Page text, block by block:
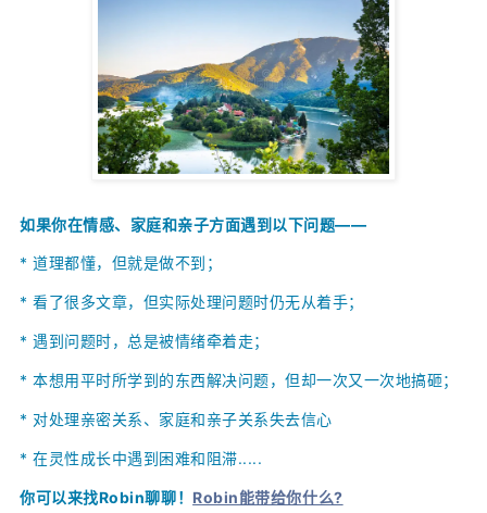
如果你在情感、家庭和亲子方面遇到以下问题——
* 道理都懂，但就是做不到；
* 看了很多文章，但实际处理问题时仍无从着手；
* 遇到问题时，总是被情绪牵着走；
* 本想用平时所学到的东西解决问题，但却一次又一次地搞砸；
* 对处理亲密关系、家庭和亲子关系失去信心
* 在灵性成长中遇到困难和阻滞.....
你可以来找Robin聊聊！ Robin能带给你什么?